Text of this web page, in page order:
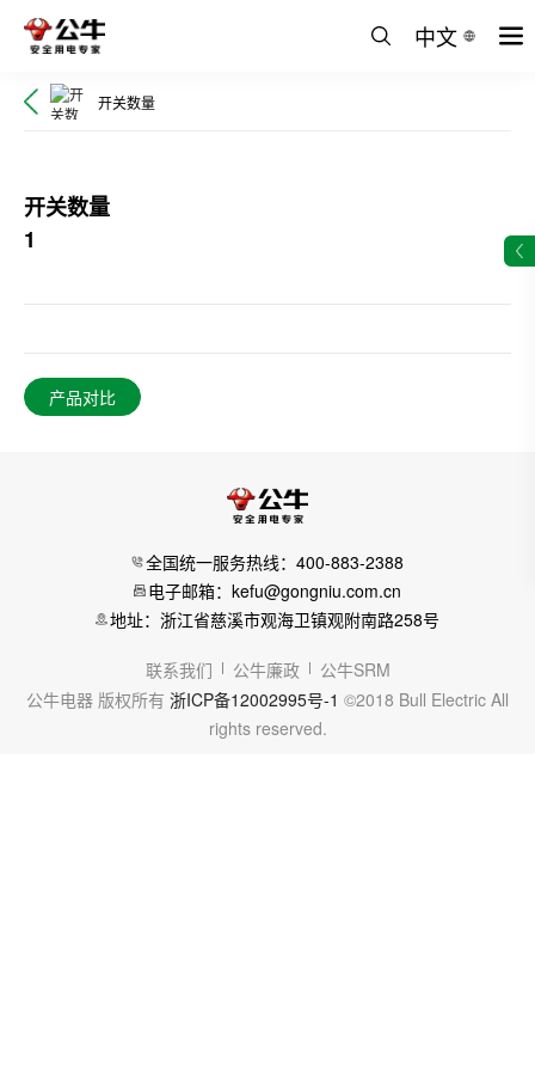
中文
开关数量
开关数量
1
产品对比
全国统一服务热线：400-883-2388
电子邮箱：kefu@gongniu.com.cn
地址：浙江省慈溪市观海卫镇观附南路258号
联系我们 公牛廉政
公牛SRM
公牛电器 版权所有 浙ICP备12002995号-1 ©2018 Bull Electric All
rights reserved.